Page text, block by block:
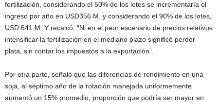
fertilización, considerando el 50% de los lotes se incrementaría el
ingreso por año en USD356 M, y considerando el 90% de los lotes,
USD 641 M. Y recalcó: “Ni en el peor escenario de precios relativos
intensificar la fertilización en el mediano plazo significó perder
plata, sin contar los impuestos a la exportación”.
Por otra parte, señaló que las diferencias de rendimiento en una
soja, al séptimo año de la rotación manejada uniformemente
aumentó un 15% promedio, proporción que podría ser mayor en